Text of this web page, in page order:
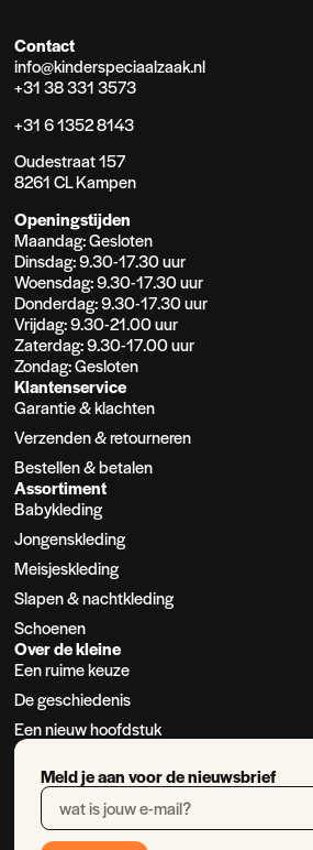
Contact
info@kinderspeciaalzaak.nl
+31 38 331 3573
+31 6 1352 8143
Oudestraat 157
8261 CL Kampen
Openingstijden
Maandag: Gesloten
Dinsdag: 9.30-17.30 uur
Woensdag: 9.30-17.30 uur
Donderdag: 9.30-17.30 uur
Vrijdag: 9.30-21.00 uur
Zaterdag: 9.30-17.00 uur
Zondag: Gesloten
Klantenservice
Garantie & klachten
Verzenden & retourneren
Bestellen & betalen
Assortiment
Babykleding
Jongenskleding
Meisjeskleding
Slapen & nachtkleding
Schoenen
Over de kleine
Een ruime keuze
De geschiedenis
Een nieuw hoofdstuk
Meld je aan voor de nieuwsbrief